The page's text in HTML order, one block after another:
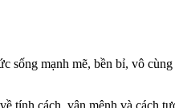
sống mạnh mẽ, bền bỉ, vô
tính cách, vận mệnh và cách